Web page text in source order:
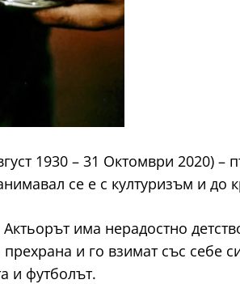
1930 – 31 Октомври 2020)
се е с културизъм и до
има нерадостно
и го взимат със себе
и футболът.